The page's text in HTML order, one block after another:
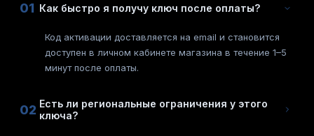
01 Как быстро я получу ключ после оплаты?
Код активации доставляется на email и становится
доступен в личном кабинете магазина в течение 1–5
минут после оплаты.
02 Есть ли региональные ограничения у этого
ключа?